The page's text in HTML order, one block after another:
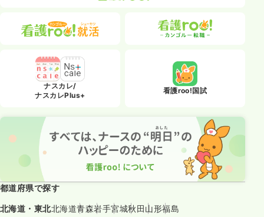
ナスカレ/
ナスカレPlus+
看護roo!国試
都道府県で探す
北海道・東北北海道青森岩手宮城秋田山形福島